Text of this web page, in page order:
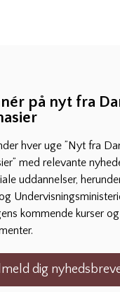
på nyt fra
hver uge ”Nyt fra
med relevante
uddannelser,
kommende kurser og
dig